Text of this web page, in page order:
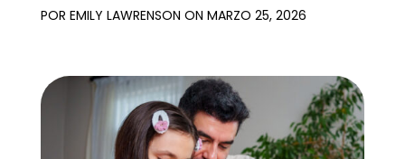
POR EMILY LAWRENSON ON MARZO 25, 2026